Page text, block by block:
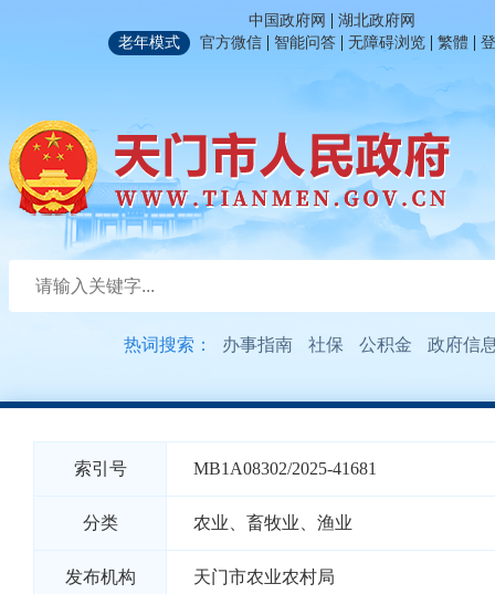
中国政府网 | 湖北政府网
老年模式
官方微信 | 智能问答 | 无障碍浏览 | 繁體 |
热词搜索： 办事指南 社保 公积金 政府信
索引号 MB1A08302/2025-41681
分类 农业、畜牧业、渔业
发布机构 天门市农业农村局